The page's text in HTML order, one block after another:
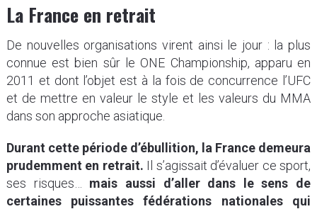
La France en retrait
De nouvelles organisations virent ainsi le jour : la plus
connue est bien sûr le ONE Championship, apparu en
2011 et dont l’objet est à la fois de concurrence l’UFC
et de mettre en valeur le style et les valeurs du MMA
dans son approche asiatique.
Durant cette période d’ébullition, la France demeura
prudemment en retrait. Il s’agissait d’évaluer ce sport,
ses risques… mais aussi d’aller dans le sens de
certaines puissantes fédérations nationales qui